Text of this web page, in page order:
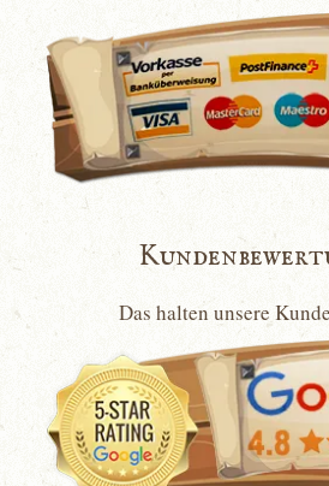
Das halten unsere